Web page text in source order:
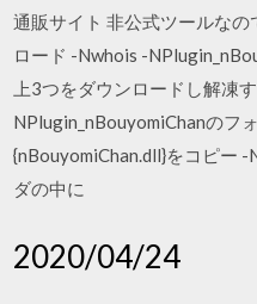
通販サイト 非公式ツールな
ロード -Nwhois -
上3つをダウンロードし解凍
NPlugin_nBouyomiChanのフ
{nBouyomiChan.dll}をコピー
ダの中に
2020/04/24